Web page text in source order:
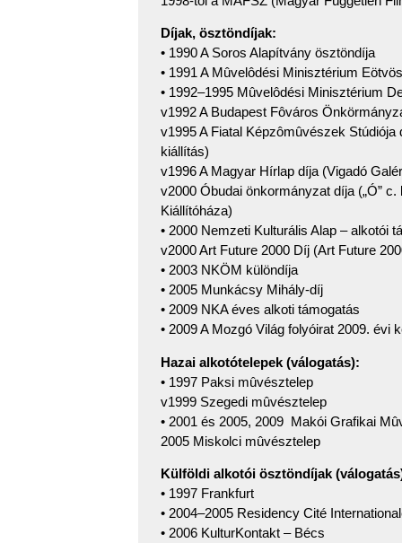
Díjak, ösztöndíjak:
• 1990 A Soros Alapítvány ösztöndíja
• 1991 A Mûvelôdési Minisztérium
• 1992–1995 Mûvelôdési Minisztérium
v1992 A Budapest Fôváros
v1995 A Fiatal Képzômûvészek
kiállítás)
v1996 A Magyar Hírlap díja (Vigadó
v2000 Óbudai önkormányzat díja („Ó”
Kiállítóháza)
• 2000 Nemzeti Kulturális Alap – alkotói
v2000 Art Future 2000 Díj (Art Future
• 2003 NKÖM különdíja
• 2005 Munkácsy Mihály-díj
• 2009 NKA éves alkoti támogatás
• 2009 A Mozgó Világ folyóirat 2009. évi
Hazai alkotótelepek (válogatás):
• 1997 Paksi mûvésztelep
v1999 Szegedi mûvésztelep
• 2001 és 2005, 2009 Makói Grafikai
2005 Miskolci mûvésztelep
Külföldi alkotói ösztöndíjak
• 1997 Frankfurt
• 2004–2005 Residency Cité
• 2006 KulturKontakt – Bécs